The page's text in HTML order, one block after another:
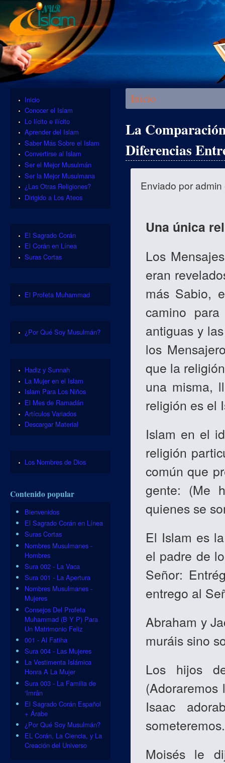
Se encuentra usted aquí
Inicio
La
Diferencias
Enviado poradmin
Una única
Los
eran
más Sabio,
camino
antiguas y
los
que la
una misma,
religión es el
Islam en el
religión
común que
gente: (Me
quienes se
El Islam es
el padre de
Señor:
entrego al
Abraham y
muráis sino
Los hijos
Isaac
Moisés le
Inicio
Conocer el Islam
Lo lícito e ilícito
Aprender del Islam
Saber Más Sobre el Islam
Convertirse al Islam
Ser el Mejor Musulmán
Ser la Mejor Musulmana
¿Las Otras Religiones?
Dirigido a Los Ateos
El Sagrado Corán
El Corán en Línea
Suras Cortas
El Profeta Muhammad
¿Por Qué Soy Musulmán?
Hadiz y Sunnah
La Mujer en el Islam
Islam Para Los Niños
El Mes de Ramadán
Artículos Variados
Descargar Material
Los Nombres de Dios
Contenido popular
Bienvenidos
El Sagrado Corán en Línea
Suras Cortas
Nombres Musulmanes -
Hombres
Sura 002 - La Vaca
Sura 001 - La Apertura
Nombres Musulmanes -
Mujeres
Consejos Del Profeta
Muhammad (B Y P) Para
Un Matrimonio Feliz
001 - Al Fatiha
Sura 004 - Las Mujeres
La Vestimenta Islámica
Honra A La Mujer
Sura 003 - La Familia de
‘Imrân
El Sagrado Corán Español
+ Árabe
¿Por Qué Soy Musulmán?
EL Corán, La Ciencia, y La
Creación del Universo